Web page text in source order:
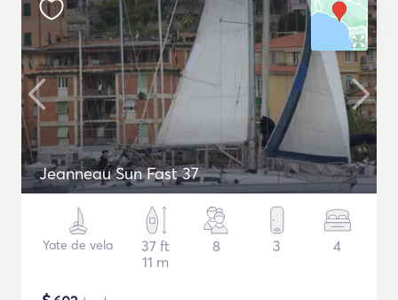
Jeanneau Sun Fast 37
Yate de vela
37 ft
11 m
8 3 4